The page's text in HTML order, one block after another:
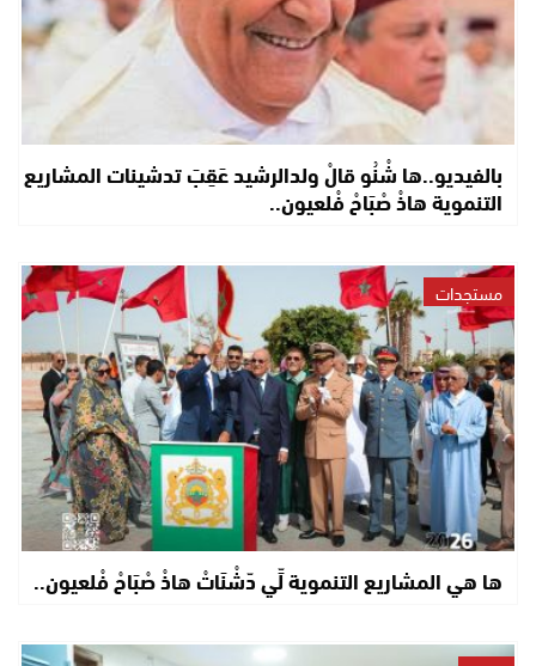
بالفيديو..ها شْنُو قالْ ولدالرشيد عَقِبَ تدشينات المشاريع
التنموية هاذْ صْبَاحْ فْلعيون..
مستجدات
ها هي المشاريع التنموية لِّي دّشْنَاتْ هاذْ صْبَاحْ فْلعيون..